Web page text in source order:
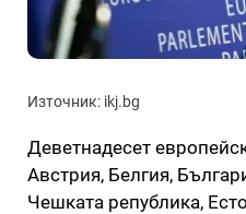
Източник: ikj.bg
Деветнадесет
Австрия, Белгия,
Чешката република,